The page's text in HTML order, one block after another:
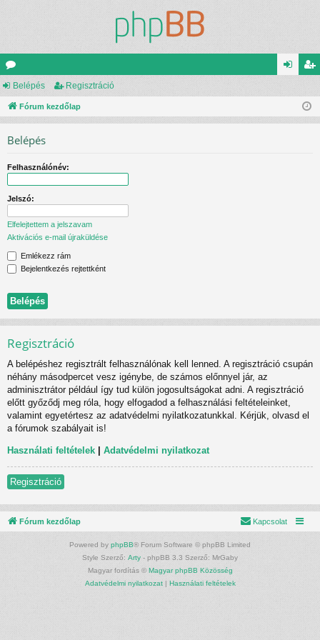
ór
u is
Belépés Regisztráció
Fórum kezdőlap
Belépés
Felhasználónév:
Jelszó:
Elfelejtettem a jelszavam
Aktivációs e-mail újraküldése
Emlékezz rám
Bejelentkezés rejtettként
Regisztráció
A belépéshez regisztrált felhasználónak kell lenned. A regisztráció csupán
néhány másodpercet vesz igénybe, de számos előnnyel jár, az
adminisztrátor például így tud külön jogosultságokat adni. A regisztráció
előtt győződj meg róla, hogy elfogadod a felhasználási feltételeinket,
valamint egyetértesz az adatvédelmi nyilatkozatunkkal. Kérjük, olvasd el
a fórumok szabályait is!
Használati feltételek | Adatvédelmi nyilatkozat
Regisztráció
Fórum kezdőlap Kapcsolat
Powered by phpBB® Forum Software © phpBB Limited
Style Szerző: Arty - phpBB 3.3 Szerző: MrGaby
Magyar fordítás ©Magyar phpBB Közösség
Adatvédelmi nyilatkozat| Használati feltételek